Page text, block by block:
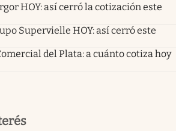
HOY: así cerró la cotización este
Supervielle HOY: así cerró este
del Plata: a cuánto cotiza hoy